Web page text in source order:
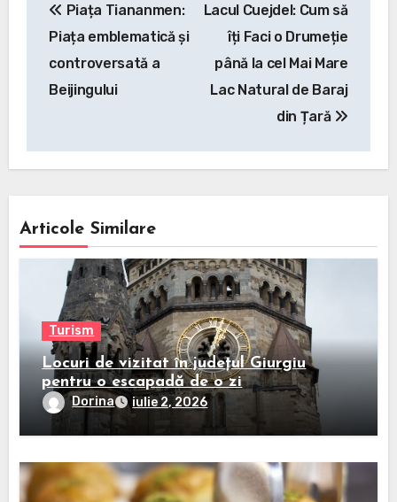
în
articole
Piața Tiananmen:
Piața emblematică și
controversată a
Beijingului
Lacul Cuejdel: Cum să
îți Faci o Drumeție
până la cel Mai Mare
Lac Natural de Baraj
din Țară
Articole Similare
Turism
Locuri de vizitat în județul Giurgiu
pentru o escapadă de o zi
Dorina iulie 2, 2026